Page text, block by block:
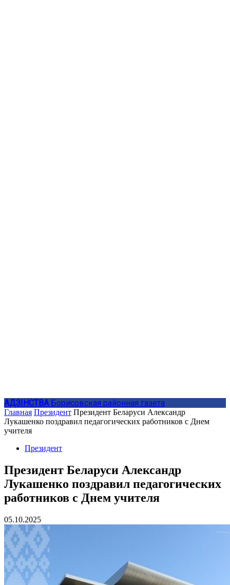
АДЗIНСТВА Борисовская районная газета
Главная Президент Президент Беларуси Александр
Лукашенко поздравил педагогических работников с Днем
учителя
Президент
Президент Беларуси Александр
Лукашенко поздравил педагогических
работников с Днем учителя
05.10.2025